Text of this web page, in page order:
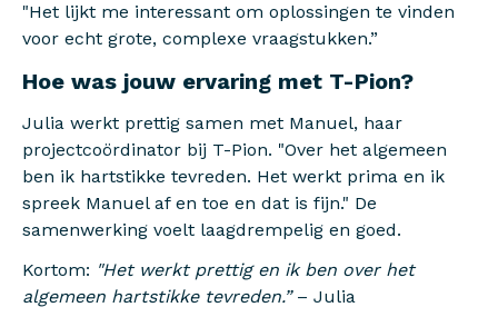
"Het lijkt me interessant om oplossingen te vinden
voor echt grote, complexe vraagstukken.”
Hoe was jouw ervaring met T-Pion?
Julia werkt prettig samen met Manuel, haar
projectcoördinator bij T-Pion. "Over het algemeen
ben ik hartstikke tevreden. Het werkt prima en ik
spreek Manuel af en toe en dat is fijn." De
samenwerking voelt laagdrempelig en goed.
Kortom: "Het werkt prettig en ik ben over het
algemeen hartstikke tevreden.”– Julia